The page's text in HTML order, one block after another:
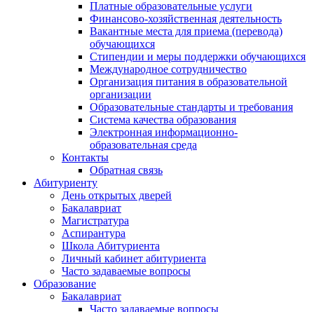
Платные образовательные услуги
Финансово-хозяйственная деятельность
Вакантные места для приема (перевода)
обучающихся
Стипендии и меры поддержки обучающихся
Международное сотрудничество
Организация питания в образовательной
организации
Образовательные стандарты и требования
Система качества образования
Электронная информационно-
образовательная среда
Контакты
Обратная связь
Абитуриенту
День открытых дверей
Бакалавриат
Магистратура
Аспирантура
Школа Абитуриента
Личный кабинет абитуриента
Часто задаваемые вопросы
Образование
Бакалавриат
Часто задаваемые вопросы